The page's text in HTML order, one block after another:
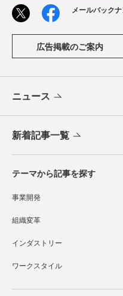
メールバック
広告掲載のご案内
ニュース
新着記事一覧
テーマから記事を探す
事業開発
組織変革
インダストリー
ワークスタイル